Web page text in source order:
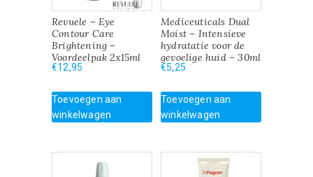
Revuele – Eye
Contour Care
Brightening –
Voordeelpak 2x15ml
€12,95
Toevoegen aan
winkelwagen
Mediceuticals Dual
Moist – Intensieve
hydratatie voor de
gevoelige huid – 30ml
€5,25
Toevoegen aan
winkelwagen